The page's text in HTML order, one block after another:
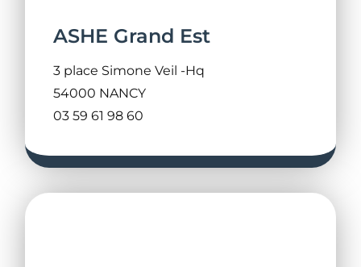
ASHE Grand Est
3 place Simone Veil -Hq
54000 NANCY
03 59 61 98 60